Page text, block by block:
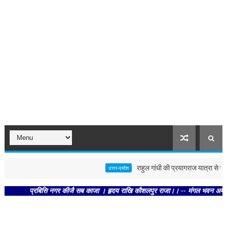
उत्तर-प्रदेश राहुल गांधी की प्रयागराज यात्रा से पहले
प्रबिसि नगर कीजै सब काजा । हृदय राखि कौशलपुर राजा।। -- मंगल भवन अमंगल